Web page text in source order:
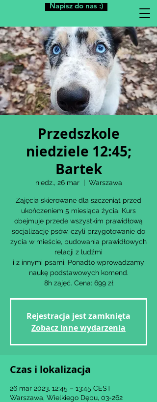
Napisz do nas :)
Przedszkole
niedziele 12:45;
Bartek
niedz., 26 mar
  |
Warszawa
Zajęcia skierowane dla szczeniąt przed
ukończeniem 5 miesiąca życia. Kurs
obejmuje przede wszystkim prawidłową
socjalizację psów, czyli przygotowanie do
życia w mieście, budowania prawidłowych
relacji z ludźmi
i z innymi psami. Ponadto wprowadzamy
naukę podstawowych komend.
8h zajęć. Cena: 699 zł
Rejestracja jest zamknięta
Zobacz inne wydarzenia
Czas i lokalizacja
26 mar 2023, 12:45 – 13:45 CEST
Warszawa, Wielkiego Dębu, 03-262